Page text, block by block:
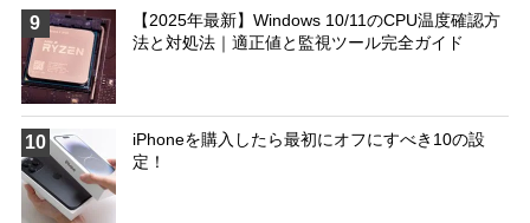
9
【2025年最新】Windows 10/11のCPU温度確認方
法と対処法｜適正値と監視ツール完全ガイド
10
iPhoneを購入したら最初にオフにすべき10の設
定！